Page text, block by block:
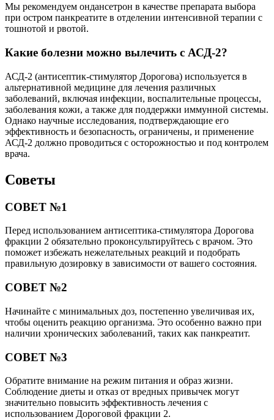
Мы рекомендуем ондансетрон в качестве препарата выбора
при остром панкреатите в отделении интенсивной терапии с
тошнотой и рвотой.
Какие болезни можно вылечить с АСД-2?
АСД-2 (антисептик-стимулятор Дорогова) используется в
альтернативной медицине для лечения различных
заболеваний, включая инфекции, воспалительные процессы,
заболевания кожи, а также для поддержки иммунной системы.
Однако научные исследования, подтверждающие его
эффективность и безопасность, ограничены, и применение
АСД-2 должно проводиться с осторожностью и под контролем
врача.
Советы
СОВЕТ №1
Перед использованием антисептика-стимулятора Дорогова
фракции 2 обязательно проконсультируйтесь с врачом. Это
поможет избежать нежелательных реакций и подобрать
правильную дозировку в зависимости от вашего состояния.
СОВЕТ №2
Начинайте с минимальных доз, постепенно увеличивая их,
чтобы оценить реакцию организма. Это особенно важно при
наличии хронических заболеваний, таких как панкреатит.
СОВЕТ №3
Обратите внимание на режим питания и образ жизни.
Соблюдение диеты и отказ от вредных привычек могут
значительно повысить эффективность лечения с
использованием Дороговой фракции 2.